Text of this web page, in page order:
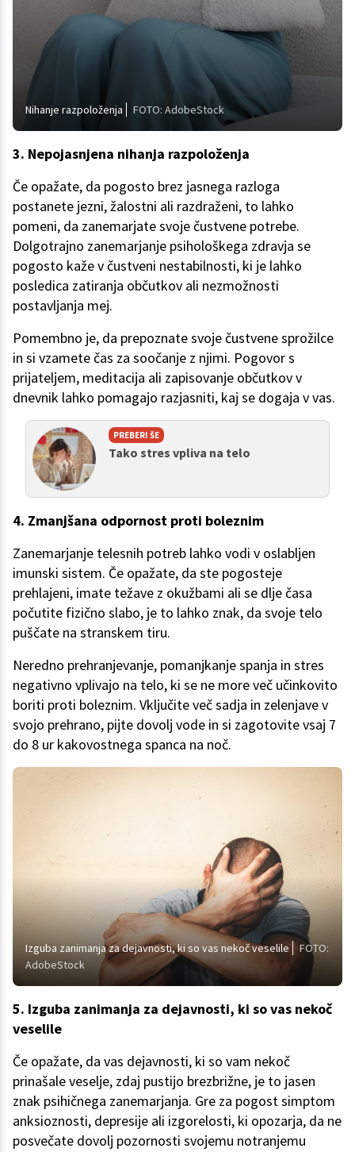
Nihanje razpoloženja FOTO: AdobeStock
3. Nepojasnjena nihanja razpoloženja
Če opažate, da pogosto brez jasnega razloga
postanete jezni, žalostni ali razdraženi, to lahko
pomeni, da zanemarjate svoje čustvene potrebe.
Dolgotrajno zanemarjanje psihološkega zdravja se
pogosto kaže v čustveni nestabilnosti, ki je lahko
posledica zatiranja občutkov ali nezmožnosti
postavljanja mej.
Pomembno je, da prepoznate svoje čustvene sprožilce
in si vzamete čas za soočanje z njimi. Pogovor s
prijateljem, meditacija ali zapisovanje občutkov v
dnevnik lahko pomagajo razjasniti, kaj se dogaja v vas.
PREBERI ŠE
Tako stres vpliva na telo
4. Zmanjšana odpornost proti boleznim
Zanemarjanje telesnih potreb lahko vodi v oslabljen
imunski sistem. Če opažate, da ste pogosteje
prehlajeni, imate težave z okužbami ali se dlje časa
počutite fizično slabo, je to lahko znak, da svoje telo
puščate na stranskem tiru.
Neredno prehranjevanje, pomanjkanje spanja in stres
negativno vplivajo na telo, ki se ne more več učinkovito
boriti proti boleznim. Vključite več sadja in zelenjave v
svojo prehrano, pijte dovolj vode in si zagotovite vsaj 7
do 8 ur kakovostnega spanca na noč.
Izguba zanimanja za dejavnosti, ki so vas nekoč veselile
FOTO:
AdobeStock
5. Izguba zanimanja za dejavnosti, ki so vas nekoč
veselile
Če opažate, da vas dejavnosti, ki so vam nekoč
prinašale veselje, zdaj pustijo brezbrižne, je to jasen
znak psihičnega zanemarjanja. Gre za pogost simptom
anksioznosti, depresije ali izgorelosti, ki opozarja, da ne
posvečate dovolj pozornosti svojemu notranjemu